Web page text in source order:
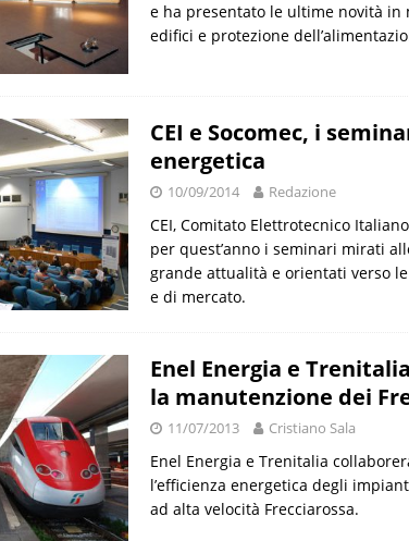
e ha presentato le ultime novità in
edifici e protezione
CEI e Socomec, i
energetica
10/09/2014 Redazione
CEI, Comitato Elettrotecnico
per quest’anno i seminari mirati
grande attualità e orientati verso
e di mercato.
Enel Energia e
la manutenzione dei
11/07/2013 Cristiano Sala
Enel Energia e Trenitalia
l’efficienza energetica degli
ad alta velocità Frecciarossa.